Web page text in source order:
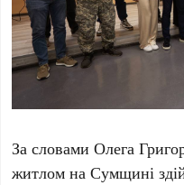
За словами Олега
житлом на Сумщині